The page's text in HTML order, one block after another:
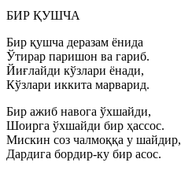
БИР ҚУШЧА
Бир қушча деразам ёнида
Ўтирар паришон ва гариб.
Йиғлайди кўзлари ёнади,
Кўзлари иккита марварид.
Бир ажиб навога ўхшайди,
Шоирга ўхшайди бир ҳассос.
Мискин соз чалмоққа у шайдир,
Дардига бордир-ку бир асос.